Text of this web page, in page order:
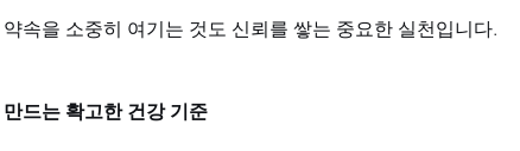
속을 소중히 여기는 것도 신뢰를 쌓는 중요한 실천입니다.
드는 확고한 건강 기준